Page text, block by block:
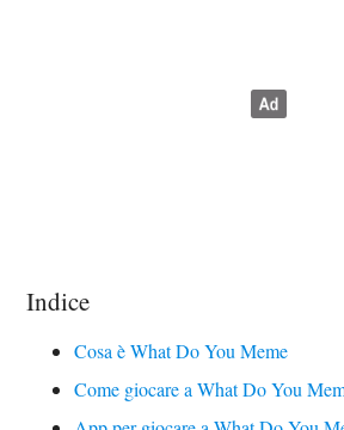
Indice
Cosa è What Do You Meme
Come giocare a What Do You